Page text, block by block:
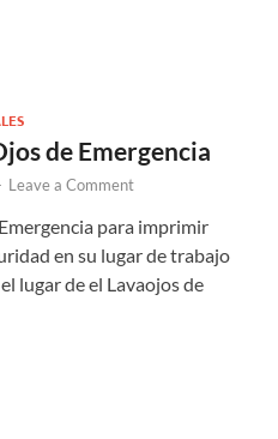
de Emergencia
Leave a Comment
para imprimir
en su lugar de trabajo
lugar de el Lavaojos de